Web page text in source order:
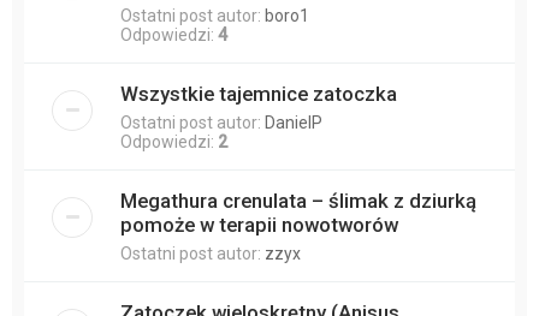
Ostatni post autor: boro1
Odpowiedzi: 4
Wszystkie tajemnice zatoczka
Ostatni post autor: DanielP
Odpowiedzi: 2
Megathura crenulata – ślimak z dziurką
pomoże w terapii nowotworów
Ostatni post autor: zzyx